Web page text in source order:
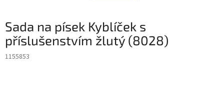
Sada na písek Kyblíček s
příslušenstvím žlutý (8028)
1155853